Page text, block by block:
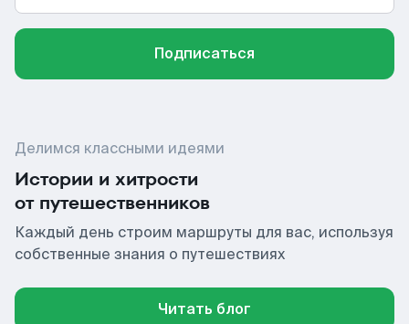
Подписаться
Делимся классными идеями
Истории и хитрости
от путешественников
Каждый день строим маршруты для вас, используя
собственные знания о путешествиях
Читать блог